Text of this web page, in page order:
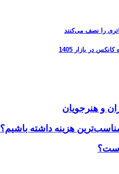
و هنرجویان
هزینه داشته باشیم؟
است؟